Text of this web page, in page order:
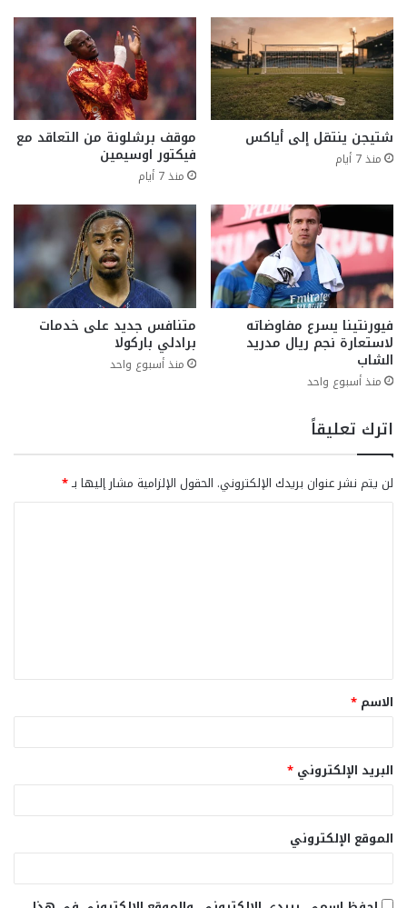
شتيجن ينتقل إلى أياكس
منذ 7 أيام
موقف برشلونة من التعاقد مع
فيكتور اوسيمين
منذ 7 أيام
فيورنتينا يسرع مفاوضاته
لاستعارة نجم ريال مدريد
الشاب
منذ أسبوع واحد
متنافس جديد على خدمات
برادلي باركولا
منذ أسبوع واحد
اترك تعليقاً
لن يتم نشر عنوان بريدك الإلكتروني. الحقول الإلزامية مشار إليها بـ*
ق
*
الاسم *
البريد الإلكتروني *
الموقع الإلكتروني